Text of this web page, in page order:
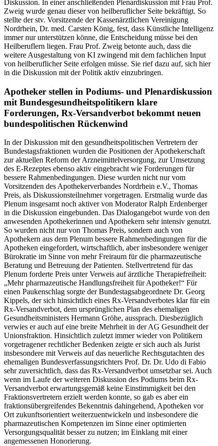
Diskussion. In einer anschließenden Plenardiskussion mit Frau Prof.
Zweig wurde genau dieser von heilberuflicher Seite bekräftigt. So
stellte der stv. Vorsitzende der Kassenärztlichen Vereinigung
Nordrhein, Dr. med. Carsten König, fest, dass Künstliche Intelligenz
immer nur unterstützen könne, die Entscheidung müsse bei den
Heilberuflern liegen. Frau Prof. Zweig betonte auch, dass die
weitere Ausgestaltung von KI zwingend mit dem fachlichen Input
von heilberuflicher Seite erfolgen müsse. Sie rief dazu auf, sich hier
in die Diskussion mit der Politik aktiv einzubringen.
Apotheker stellen in Podiums- und Plenardiskussion
mit Bundesgesundheitspolitikern klare
Forderungen, Rx-Versandverbot bekommt neuen
bundespolitischen Rückenwind
In der Diskussion mit den gesundheitspolitischen Vertretern der
Bundestagsfraktionen wurden die Positionen der Apothekerschaft
zur aktuellen Reform der Arzneimittelversorgung, zur Umsetzung
des E-Rezeptes ebenso aktiv eingebracht wie Forderungen für
bessere Rahmenbedingungen. Diese wurden nicht nur vom
Vorsitzenden des Apothekerverbandes Nordrhein e.V., Thomas
Preis, als Diskussionsteilnehmer vorgetragen. Erstmalig wurde das
Plenum insgesamt noch aktiver von Moderator Ralph Erdenberger
in die Diskussion eingebunden. Das Dialogangebot wurde von den
anwesenden Apothekerinnen und Apothekern sehr intensiv genutzt.
So wurden nicht nur von Thomas Preis, sondern auch von
Apothekern aus dem Plenum bessere Rahmenbedingungen für die
Apotheken eingefordert, wirtschaftlich, aber insbesondere weniger
Bürokratie im Sinne von mehr Freiraum für die pharmazeutische
Beratung und Betreuung der Patienten. Stellvertretend für das
Plenum forderte Preis unter Verweis auf ärztliche Therapiefreiheit:
„Mehr pharmazeutische Handlungsfreiheit für Apotheker!“ Für
einen Paukenschlag sorgte der Bundestagsabgeordnete Dr. Georg
Kippels, der sich hinsichtlich eines Rx-Versandverbotes klar für ein
Rx-Versandverbot, dem ursprünglichen Plan des ehemaligen
Gesundheitsministers Hermann Gröhe, aussprach. Diesbezüglich
verwies er auch auf eine breite Mehrheit in der AG Gesundheit der
Unionsfraktion. Hinsichtlich zuletzt immer wieder von Politikern
vorgetragener rechtlicher Bedenken zeigte er sich auch als Jurist
insbesondere mit Verweis auf das neuerliche Rechtsgutachten des
ehemaligen Bundesverfassungsrichters Prof. Dr. Dr. Udo di Fabio
sehr zuversichtlich, dass das Rx-Versandverbot umsetzbar sei. Auch
wenn im Laufe der weiteren Diskussion des Podiums beim Rx-
Versandverbot erwartungsgemäß keine Einstimmigkeit bei den
Fraktionsvertretern erzielt werden konnte, so gab es aber ein
fraktionsübergreifendes Bekenntnis dahingehend, Apotheken vor
Ort zukunftsorientiert weiterzuentwickeln und insbesondere die
pharmazeutischen Kompetenzen im Sinne einer optimierten
Versorgungsqualität besser zu nutzen; im Einklang mit einer
angemessenen Honorierung.